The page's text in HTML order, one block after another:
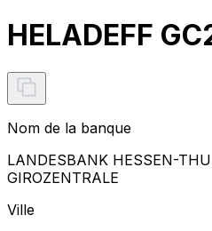
HELADEFF
Nom de la banque
LANDESBANK HESSEN-
GIROZENTRALE
Ville